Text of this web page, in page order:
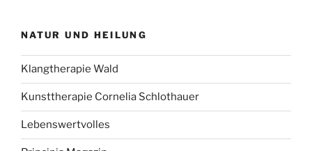
NATUR UND HEILUNG
Klangtherapie Wald
Kunsttherapie Cornelia Schlothauer
Lebenswertvolles